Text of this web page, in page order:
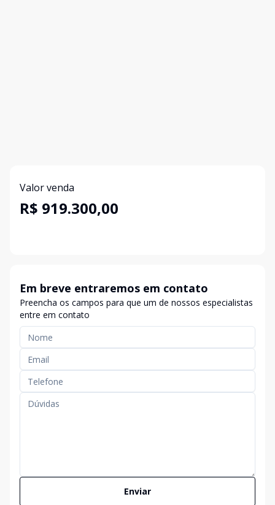
Valor venda
R$ 919.300,00
Em breve entraremos em contato
Preencha os campos para que um de nossos especialistas
entre em contato
Enviar